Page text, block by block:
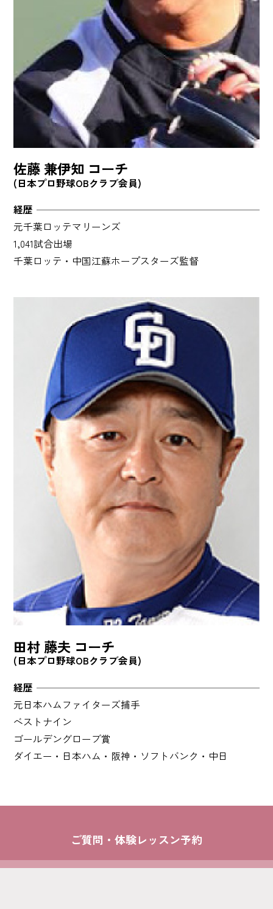
佐藤 兼伊知 コーチ
(日本プロ野球OBクラブ会員)
経歴
元千葉ロッテマリーンズ
1,041試合出場
千葉ロッテ・中国江蘇ホープスターズ監督
田村 藤夫 コーチ
(日本プロ野球OBクラブ会員)
経歴
元日本ハムファイターズ捕手
ベストナイン
ゴールデングローブ賞
ダイエー・日本ハム・阪神・ソフトバンク・中日
ご質問・体験レッスン予約